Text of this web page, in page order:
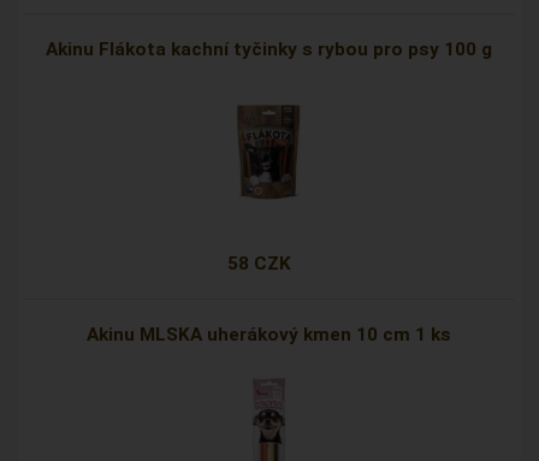
Akinu Flákota kachní tyčinky s rybou pro psy 100 g
58 CZK
Akinu MLSKA uherákový kmen 10 cm 1 ks